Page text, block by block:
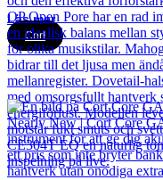
Läs mer
Cort